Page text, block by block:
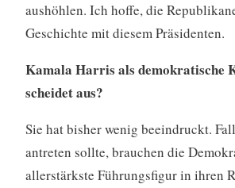
aushöhlen. Ich hoffe, die
Geschichte mit diesem Präsidenten.
Kamala Harris als demokratische
scheidet aus?
Sie hat bisher wenig beeindruckt.
antreten sollte, brauchen die
allerstärkste Führungsfigur in ihren